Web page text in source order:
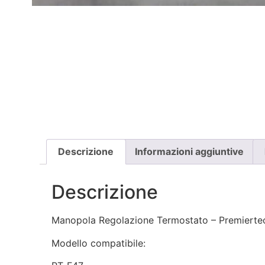
Descrizione Informazioni aggiuntive
Descrizione
Manopola Regolazione Termostato –
Modello compatibile: